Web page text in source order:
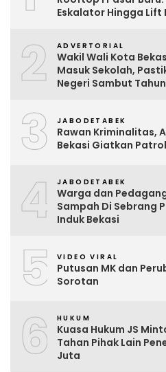
Eskalator Hingga Lift
2 ADVERTORIAL
Wakil Wali Kota
Masuk Sekolah,
Negeri Sambut
3 JABODETABEK
Rawan Kriminalitas,
Bekasi Giatkan
4 JABODETABEK
Warga dan
Sampah Di Sebrang
Induk Bekasi
5 VIDEO VIRAL
Putusan MK dan
Sorotan
6 HUKUM
Kuasa Hukum JS
Tahan Pihak Lain
Juta